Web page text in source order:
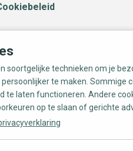
soortgelijke technieken om je
te maken. Sommige
te laten functioneren. Andere
op te slaan of gerichte